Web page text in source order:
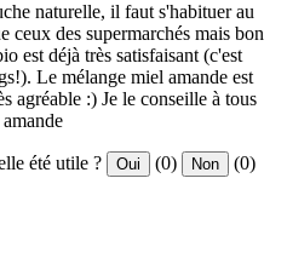
naturelle, il faut s'habituer au
ceux des supermarchés mais bon
est déjà très satisfaisant (c'est
Le mélange miel amande est
agréable :) Je le conseille à tous
été utile ? Oui (0) Non (0)